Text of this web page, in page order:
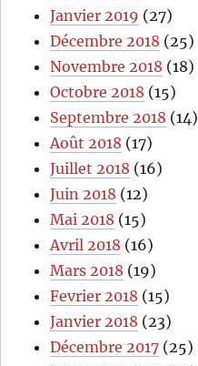
Janvier 2019 (27)
Décembre 2018 (25)
Novembre 2018 (18)
Octobre 2018 (15)
Septembre 2018 (14)
Août 2018 (17)
Juillet 2018 (16)
Juin 2018 (12)
Mai 2018 (15)
Avril 2018 (16)
Mars 2018 (19)
Fevrier 2018 (15)
Janvier 2018 (23)
Décembre 2017 (25)